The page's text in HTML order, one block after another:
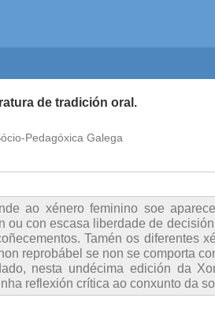
de tradición oral.
Pedagóxica Galega
ao xénero feminino soe
con escasa liberdade de
Tamén os diferentes
reprobábel se non se comporta
nesta undécima edición da
reflexión crítica ao conxunto da